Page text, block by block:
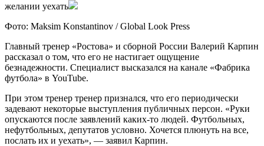
желании уехать
Фото: Maksim Konstantinov / Global Look Press
Главный тренер «Ростова» и сборной России Валерий Карпин
рассказал о том, что его не настигает ощущение
безнадежности. Специалист высказался на канале «Фабрика
футбола» в YouTube.
При этом тренер тренер признался, что его периодически
задевают некоторые выступления публичных персон. «Руки
опускаются после заявлений каких-то людей. Футбольных,
нефутбольных, депутатов условно. Хочется плюнуть на все,
послать их и уехать», — заявил Карпин.